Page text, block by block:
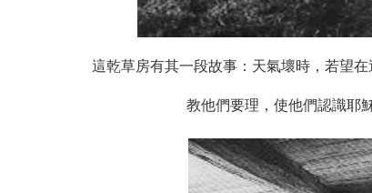
這乾草房有其一段故事：天氣壞時，若望
教他們要理，使他們認識耶